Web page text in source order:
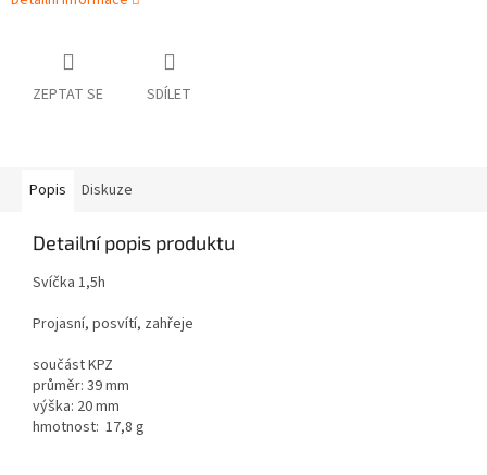
ZEPTAT SE SDÍLET
Popis Diskuze
Detailní popis produktu
Svíčka 1,5h
Projasní, posvítí, zahřeje
součást KPZ
průměr: 39 mm
výška: 20 mm
hmotnost: 17,8 g